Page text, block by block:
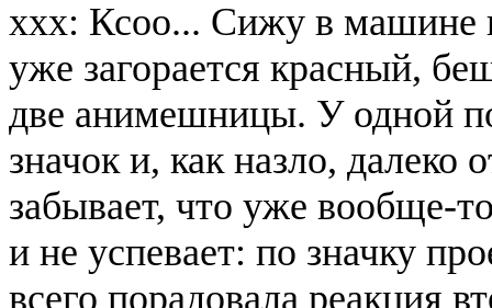
xxx: Ксоо... Сижу в машине
уже загорается красный,
две анимешницы. У одной
значок и, как назло, далеко
забывает, что уже вообще-
и не успевает: по значку
всего порадовала реакция